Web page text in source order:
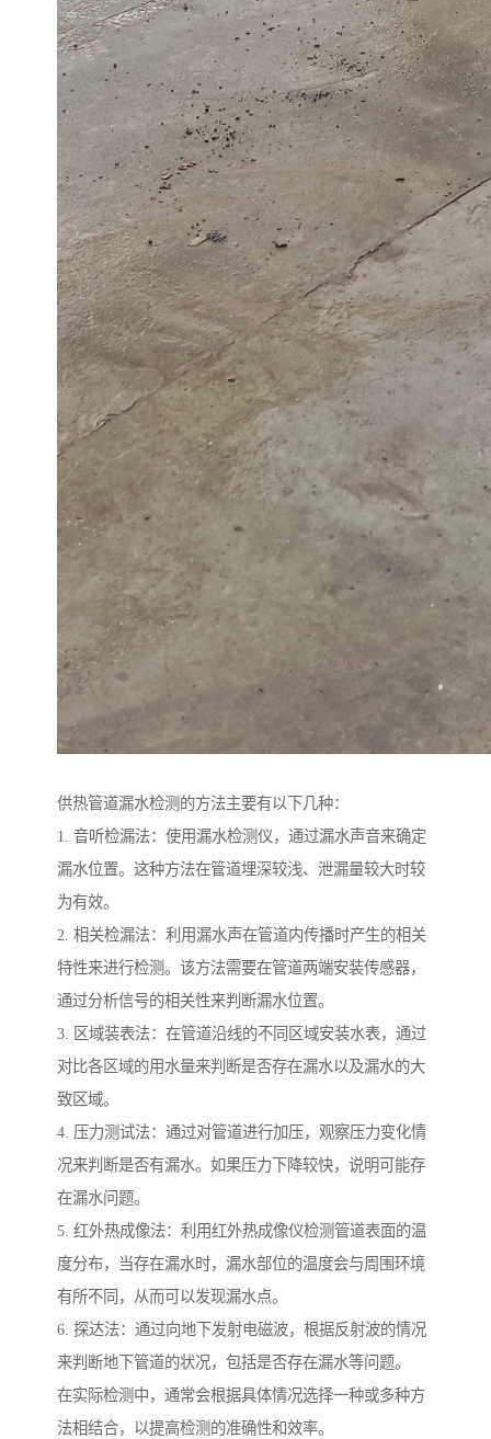
供热管道漏水检测的方法主要有以下几种：
1. 音听检漏法：使用漏水检测仪，通过漏水声音来确定
漏水位置。这种方法在管道埋深较浅、泄漏量较大时较
为有效。
2. 相关检漏法：利用漏水声在管道内传播时产生的相关
特性来进行检测。该方法需要在管道两端安装传感器，
通过分析信号的相关性来判断漏水位置。
3. 区域装表法：在管道沿线的不同区域安装水表，通过
对比各区域的用水量来判断是否存在漏水以及漏水的大
致区域。
4. 压力测试法：通过对管道进行加压，观察压力变化情
况来判断是否有漏水。如果压力下降较快，说明可能存
在漏水问题。
5. 红外热成像法：利用红外热成像仪检测管道表面的温
度分布，当存在漏水时，漏水部位的温度会与周围环境
有所不同，从而可以发现漏水点。
6. 探达法：通过向地下发射电磁波，根据反射波的情况
来判断地下管道的状况，包括是否存在漏水等问题。
在实际检测中，通常会根据具体情况选择一种或多种方
法相结合，以提高检测的准确性和效率。